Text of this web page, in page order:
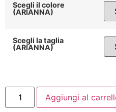
Scegli il colore
(ARIANNA)
Scegli la taglia
(ARIANNA)
ROLLERBLADE
CYCLONE
quantità
Aggiungi al